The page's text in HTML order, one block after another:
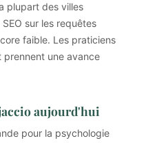
plupart des villes
sur les requêtes
faible. Les praticiens
une avance
aujourd'hui
pour la psychologie